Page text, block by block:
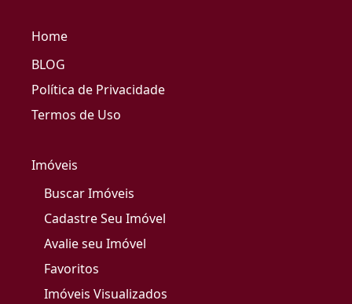
Home
BLOG
Política de Privacidade
Termos de Uso
Imóveis
Buscar Imóveis
Cadastre Seu Imóvel
Avalie seu Imóvel
Favoritos
Imóveis Visualizados